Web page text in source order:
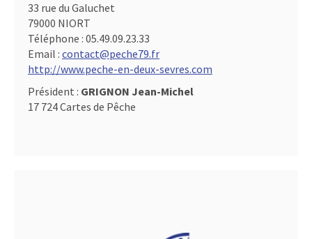
33 rue du Galuchet
79000 NIORT
Téléphone : 05.49.09.23.33
Email : contact@peche79.fr
http://www.peche-en-deux-sevres.com
Président : GRIGNON Jean-Michel
17 724 Cartes de Pêche